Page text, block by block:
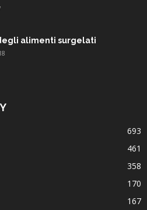
alimenti surgelati
693
461
358
170
167